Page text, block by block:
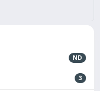
ND
3